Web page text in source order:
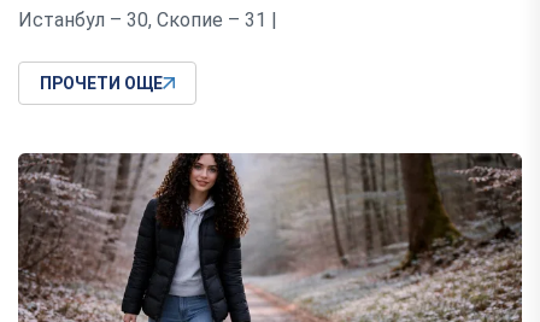
Истанбул – 30, Скопие – 31 |
ПРОЧЕТИ ОЩЕ